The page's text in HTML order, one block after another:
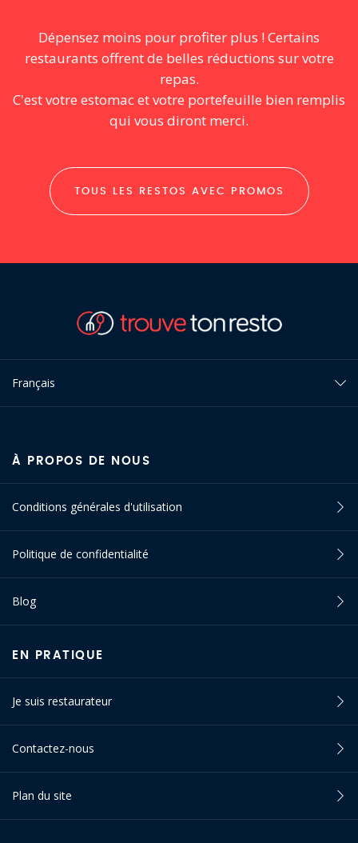
Dépensez moins pour profiter plus ! Certains
restaurants offrent de belles réductions sur votre
repas.
C'est votre estomac et votre portefeuille bien remplis
qui vous diront merci.
TOUS LES RESTOS AVEC PROMOS
Français
À PROPOS DE NOUS
Conditions générales d'utilisation
Politique de confidentialité
Blog
EN PRATIQUE
Je suis restaurateur
Contactez-nous
Plan du site